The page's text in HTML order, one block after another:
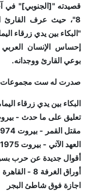
قصيدته "[الجنوبي]" في
8"، حيث عرف القارئ
بوعي القارئ ووجدانه.
صدرت له ست مجموعات
البكاء بين يدي زرقاء
تعليق على ما حدث - بيروت
مقتل القمر - بيروت 1974.
العهد الآتي - بيروت 1975.
أقوال جديدة عن حرب بسوس
أوراق الغرفة 8 - القاهرة 1983.
اجازة فوق شاطئ البجر